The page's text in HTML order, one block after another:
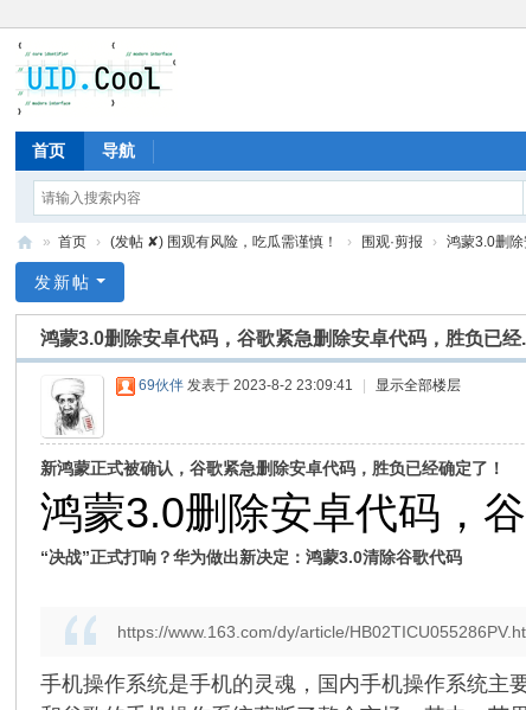
首页 导航
爱
» 首页 › (发帖 ✘) 围观有风险，吃瓜需谨慎！ › 围观·剪报 › 鸿蒙3.0删
发新帖
鸿蒙3.0删除安卓代码，谷歌紧急删除安卓代码，胜负已经
69伙伴 发表于 2023-8-2 23:09:41 显示全部楼层
新鸿蒙正式被确认，谷歌紧急删除安卓代码，胜负已经确定了！
鸿蒙3.0删除安卓代码，
“决战”正式打响？华为做出新决定：鸿蒙3.0清除谷歌代码
https://www.163.com/dy/article/
手机操作系统是手机的灵魂，国内手机操作系统主